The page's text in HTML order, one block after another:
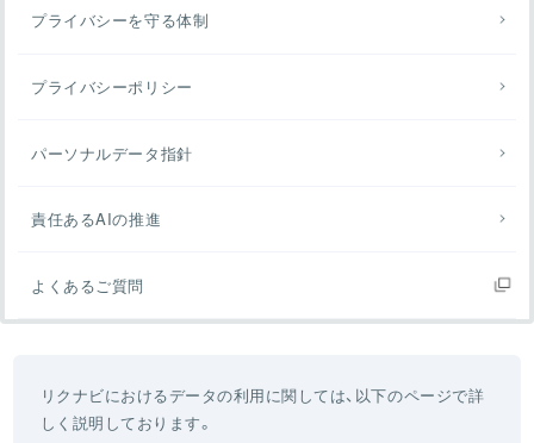
プライバシーを守る体制
プライバシーポリシー
パーソナルデータ指針
責任あるAIの推進
よくあるご質問
リクナビにおけるデータの利用に関しては、以下のページで詳
しく説明しております。